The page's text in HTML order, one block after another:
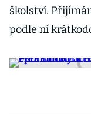
školství.
podle ní